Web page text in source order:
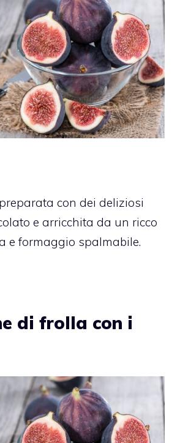
con dei deliziosi
e arricchita da un ricco
e formaggio spalmabile.
di frolla con i